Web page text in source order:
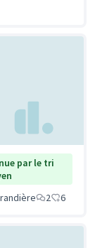
par le tri
2 6